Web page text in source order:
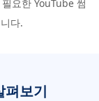
요한 YouTube 썸
다.
펴보기